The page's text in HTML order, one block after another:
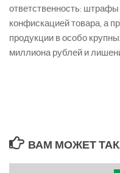
ответственность: штрафы
конфискацией товара, а
продукции в особо
миллиона рублей и
ВАМ МОЖЕТ